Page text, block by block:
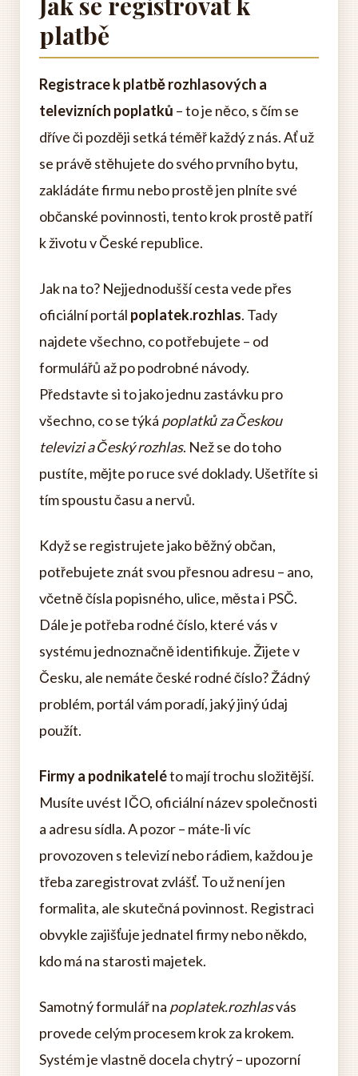
platbě
Registrace k platbě rozhlasových a
televizních poplatků – to je něco, s čím se
dříve či později setká téměř každý z nás. Ať už
se právě stěhujete do svého prvního bytu,
zakládáte firmu nebo prostě jen plníte své
občanské povinnosti, tento krok prostě patří
k životu v České republice.
Jak na to? Nejjednodušší cesta vede přes
oficiální portál poplatek.rozhlas. Tady
najdete všechno, co potřebujete – od
formulářů až po podrobné návody.
Představte si to jako jednu zastávku pro
všechno, co se týká poplatků za Českou
televizi a Český rozhlas. Než se do toho
pustíte, mějte po ruce své doklady. Ušetříte si
tím spoustu času a nervů.
Když se registrujete jako běžný občan,
potřebujete znát svou přesnou adresu – ano,
včetně čísla popisného, ulice, města i PSČ.
Dále je potřeba rodné číslo, které vás v
systému jednoznačně identifikuje. Žijete v
Česku, ale nemáte české rodné číslo? Žádný
problém, portál vám poradí, jaký jiný údaj
použít.
Firmy a podnikateléto mají trochu složitější.
Musíte uvést IČO, oficiální název společnosti
a adresu sídla. A pozor – máte-li víc
provozoven s televizí nebo rádiem, každou je
třeba zaregistrovat zvlášť. To už není jen
formalita, ale skutečná povinnost. Registraci
obvykle zajišťuje jednatel firmy nebo někdo,
kdo má na starosti majetek.
Samotný formulář na poplatek.rozhlasvás
provede celým procesem krok za krokem.
Systém je vlastně docela chytrý – upozorní